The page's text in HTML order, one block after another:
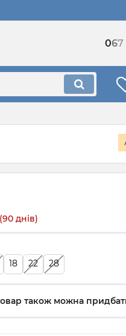
067
днів)
18 22 28
також можна